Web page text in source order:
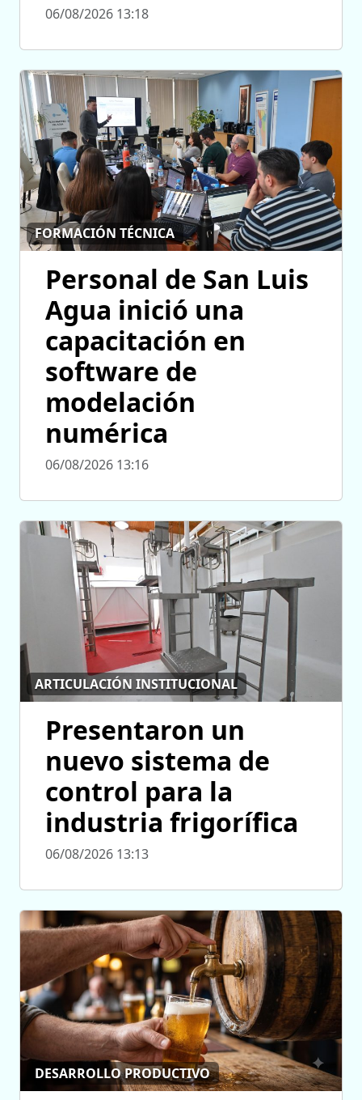
06/08/2026 13:18
FORMACIÓN TÉCNICA
Personal de San Luis
Agua inició una
capacitación en
software de
modelación
numérica
06/08/2026 13:16
ARTICULACIÓN INSTITUCIONAL
Presentaron un
nuevo sistema de
control para la
industria frigorífica
06/08/2026 13:13
DESARROLLO PRODUCTIVO